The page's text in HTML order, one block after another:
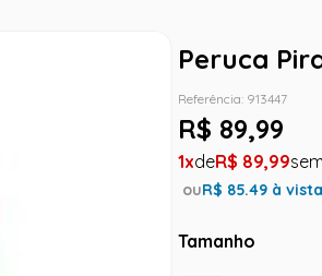
Peruca
Referência: 913447
R$ 89,99
1 R$ 89,99
ouR$ 85.49 à
Tamanho